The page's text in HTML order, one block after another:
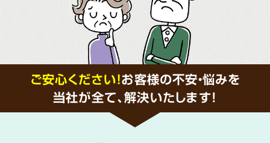
ご安心ください！お客様の不安・悩みを
当社が全て、解決いたします!